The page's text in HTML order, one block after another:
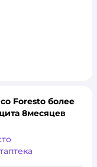
Foresto более
8месяцев